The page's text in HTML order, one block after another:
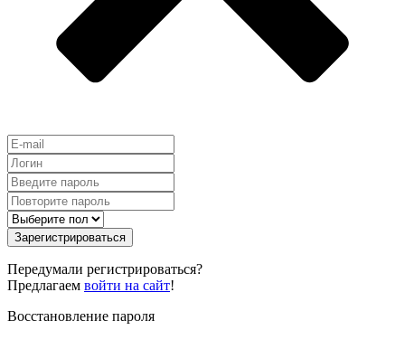
Зарегистрироваться
Передумали регистрироваться?
Предлагаем войти на сайт!
Восстановление пароля